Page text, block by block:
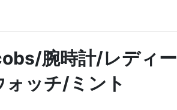
腕時計/レディー
ッチ/ミント